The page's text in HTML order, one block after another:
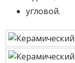
угловой.